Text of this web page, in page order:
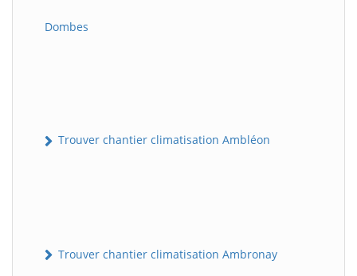
Dombes
Trouver chantier climatisation Ambléon
Trouver chantier climatisation Ambronay